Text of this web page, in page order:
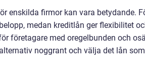
enskilda firmor kan vara betydande.
medan kreditlån ger flexibilitet
företagare med oregelbunden och
noggrant och välja det lån